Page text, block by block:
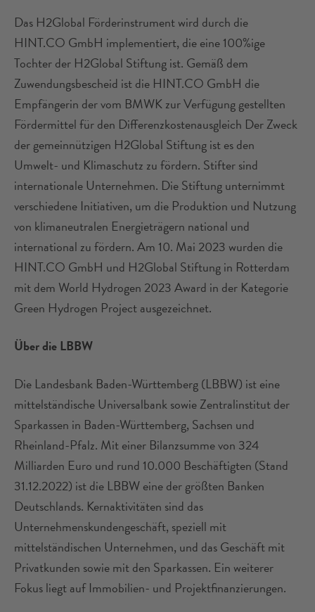
Das H2Global Förderinstrument wird durch die
HINT.CO GmbH implementiert, die eine 100%ige
Tochter der H2Global Stiftung ist. Gemäß dem
Zuwendungsbescheid ist die HINT.CO GmbH die
Empfängerin der vom BMWK zur Verfügung gestellten
Fördermittel für den Differenzkostenausgleich Der Zweck
der gemeinnützigen H2Global Stiftung ist es den
Umwelt- und Klimaschutz zu fördern. Stifter sind
internationale Unternehmen. Die Stiftung unternimmt
verschiedene Initiativen, um die Produktion und Nutzung
von klimaneutralen Energieträgern national und
international zu fördern. Am 10. Mai 2023 wurden die
HINT.CO GmbH und H2Global Stiftung in Rotterdam
mit dem World Hydrogen 2023 Award in der Kategorie
Green Hydrogen Project ausgezeichnet.
Über die LBBW
Die Landesbank Baden-Württemberg (LBBW) ist eine
mittelständische Universalbank sowie Zentralinstitut der
Sparkassen in Baden-Württemberg, Sachsen und
Rheinland-Pfalz. Mit einer Bilanzsumme von 324
Milliarden Euro und rund 10.000 Beschäftigten (Stand
31.12.2022) ist die LBBW eine der größten Banken
Deutschlands. Kernaktivitäten sind das
Unternehmenskundengeschäft, speziell mit
mittelständischen Unternehmen, und das Geschäft mit
Privatkunden sowie mit den Sparkassen. Ein weiterer
Fokus liegt auf Immobilien- und Projektfinanzierungen.